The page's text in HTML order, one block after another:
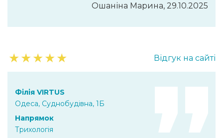
Ошаніна Марина, 29.10.2025
★★★★★ Відгук на сайті
Філія VIRTUS
Одеса, Суднобудівна, 1Б
Напрямок
Трихологія